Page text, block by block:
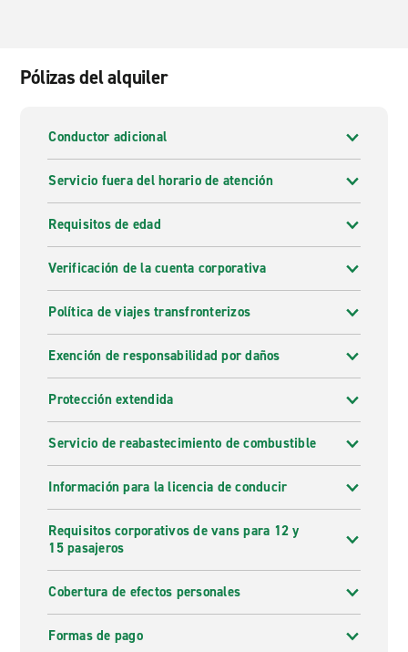
Pólizas del alquiler
Conductor adicional
Servicio fuera del horario de atención
Requisitos de edad
Verificación de la cuenta corporativa
Política de viajes transfronterizos
Exención de responsabilidad por daños
Protección extendida
Servicio de reabastecimiento de combustible
Información para la licencia de conducir
Requisitos corporativos de vans para 12 y
15 pasajeros
Cobertura de efectos personales
Formas de pago